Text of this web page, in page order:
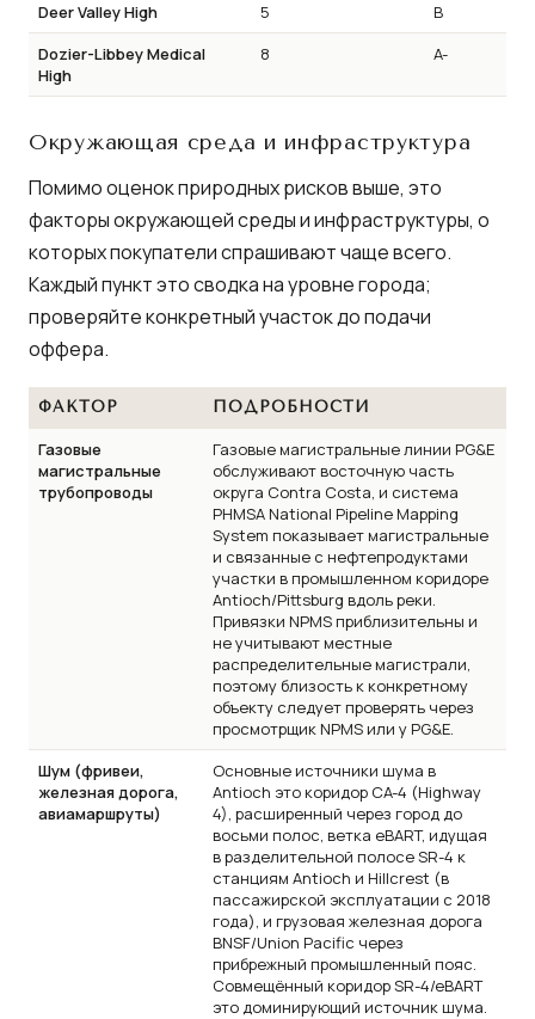
Deer Valley High
5
B
Dozier-Libbey Medical
High
8 A-
Окружающая среда и инфраструктура
Помимо оценок природных рисков выше, это
факторы окружающей среды и инфраструктуры, о
которых покупатели спрашивают чаще всего.
Каждый пункт это сводка на уровне города;
проверяйте конкретный участок до подачи
оффера.
ФАКТОР ПОДРОБНОСТИ
Газовые
магистральные
трубопроводы
Газовые магистральные линии PG&E
обслуживают восточную часть
округа Contra Costa, и система
PHMSA National Pipeline Mapping
System показывает магистральные
и связанные с нефтепродуктами
участки в промышленном коридоре
Antioch/Pittsburg вдоль реки.
Привязки NPMS приблизительны и
не учитывают местные
распределительные магистрали,
поэтому близость к конкретному
объекту следует проверять через
просмотрщик NPMS или у PG&E.
Шум (фривеи,
железная дорога,
авиамаршруты)
Основные источники шума в
Antioch это коридор CA-4 (Highway
4), расширенный через город до
восьми полос, ветка eBART, идущая
в разделительной полосе SR-4 к
станциям Antioch и Hillcrest (в
пассажирской эксплуатации с 2018
года), и грузовая железная дорога
BNSF/Union Pacific через
прибрежный промышленный пояс.
Совмещённый коридор SR-4/eBART
это доминирующий источник шума.